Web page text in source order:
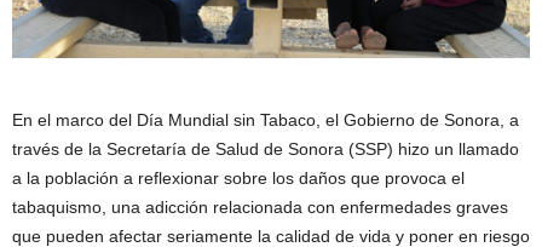
En el marco del Día Mundial sin Tabaco, el Gobierno de Sonora, a
través de la Secretaría de Salud de Sonora (SSP) hizo un llamado
a la población a reflexionar sobre los daños que provoca el
tabaquismo, una adicción relacionada con enfermedades graves
que pueden afectar seriamente la calidad de vida y poner en riesgo